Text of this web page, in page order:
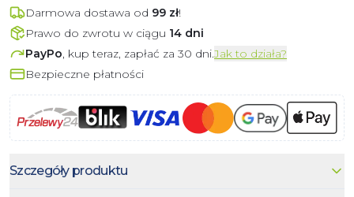
Darmowa dostawa od 99 zł!
Prawo do zwrotu w ciągu 14 dni
PayPo, kup teraz, zapłać za 30 dni.Jak to działa?
Bezpieczne płatności
Szczegóły produktu